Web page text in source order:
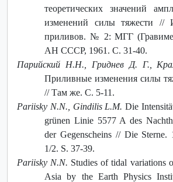
теоретических значений
изменений силы тяжести //
приливов. № 2: МГГ
АН СССР, 1961. С. 31-40.
Парийский Н.Н., Гриднев Д. Г.,
Приливные изменения силы
// Там же. С. 5-11.
Pariisky N.N., Gindilis L.M. Die
grünen Linie 5577 A des
der Gegenscheins // Die
1/2. S. 37-39.
Pariisky N.N. Studies of tidal variations
Asia by the Earth Physics